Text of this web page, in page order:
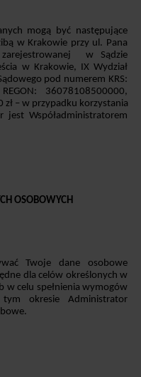
mogą być następujące
w Krakowie przy ul. Pana
w Sądzie
w Krakowie, IX Wydział
pod numerem KRS:
36078108500000,
zł – w przypadku korzystania
jest Współadministratorem
OSOBOWYCH
Twoje dane osobowe
dla celów określonych w
w celu spełnienia wymogów
okresie Administrator